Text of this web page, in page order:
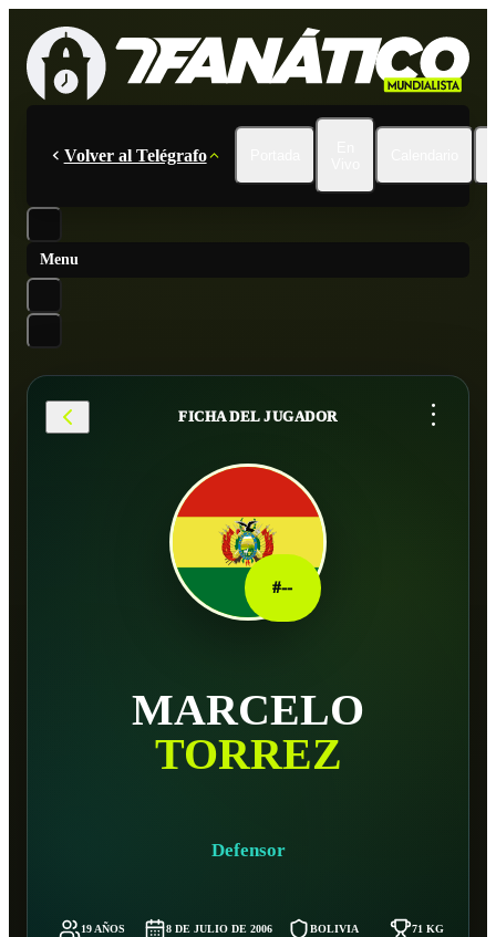
Volver al Telégrafo
Menu
FICHA DEL JUGADOR ...
#--
MARCELO
TORREZ
Defensor
19 AÑOS 8 DE JULIO DE 2006 BOLIVIA 71 KG